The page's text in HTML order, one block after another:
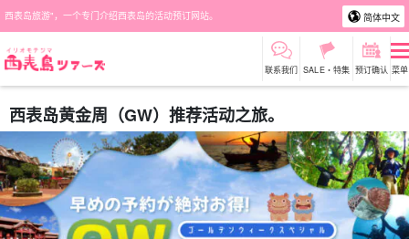
西表岛旅游"，一个专门介绍西表岛的活动预订网站。 简体中文
联系我们 SALE・特集 预订确认 菜单
西表岛黄金周（GW）推荐活动之旅。